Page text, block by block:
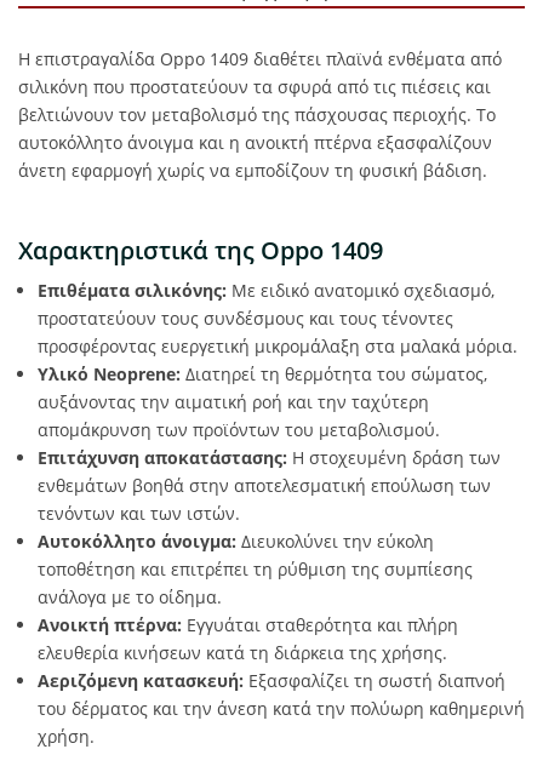
Η επιστραγαλίδα Oppo 1409 διαθέτει πλαϊνά ενθέματα από
σιλικόνη που προστατεύουν τα σφυρά από τις πιέσεις και
βελτιώνουν τον μεταβολισμό της πάσχουσας περιοχής. Το
αυτοκόλλητο άνοιγμα και η ανοικτή πτέρνα εξασφαλίζουν
άνετη εφαρμογή χωρίς να εμποδίζουν τη φυσική βάδιση.
Χαρακτηριστικά της Oppo 1409
Επιθέματα σιλικόνης: Με ειδικό ανατομικό σχεδιασμό,
προστατεύουν τους συνδέσμους και τους τένοντες
προσφέροντας ευεργετική μικρομάλαξη στα μαλακά μόρια.
Υλικό Neoprene: Διατηρεί τη θερμότητα του σώματος,
αυξάνοντας την αιματική ροή και την ταχύτερη
απομάκρυνση των προϊόντων του μεταβολισμού.
Επιτάχυνση αποκατάστασης: Η στοχευμένη δράση των
ενθεμάτων βοηθά στην αποτελεσματική επούλωση των
τενόντων και των ιστών.
Αυτοκόλλητο άνοιγμα: Διευκολύνει την εύκολη
τοποθέτηση και επιτρέπει τη ρύθμιση της συμπίεσης
ανάλογα με το οίδημα.
Ανοικτή πτέρνα: Εγγυάται σταθερότητα και πλήρη
ελευθερία κινήσεων κατά τη διάρκεια της χρήσης.
Αεριζόμενη κατασκευή: Εξασφαλίζει τη σωστή διαπνοή
του δέρματος και την άνεση κατά την πολύωρη καθημερινή
χρήση.